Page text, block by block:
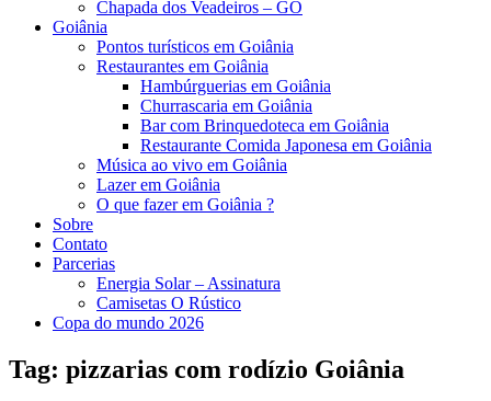
Chapada dos Veadeiros – GO
Goiânia
Pontos turísticos em Goiânia
Restaurantes em Goiânia
Hambúrguerias em Goiânia
Churrascaria em Goiânia
Bar com Brinquedoteca em Goiânia
Restaurante Comida Japonesa em Goiânia
Música ao vivo em Goiânia
Lazer em Goiânia
O que fazer em Goiânia ?
Sobre
Contato
Parcerias
Energia Solar – Assinatura
Camisetas O Rústico
Copa do mundo 2026
Tag: pizzarias com rodízio Goiânia